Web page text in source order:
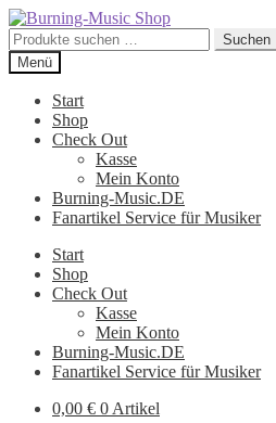
Zur
Navigation
springen
Zum
Inhalt
springen
Suche
nach:
Suchen
Menü
Start
Shop
Check Out
Kasse
Mein Konto
Burning-Music.DE
Fanartikel Service für Musiker
Start
Shop
Check Out
Kasse
Mein Konto
Burning-Music.DE
Fanartikel Service für Musiker
0,00 € 0 Artikel